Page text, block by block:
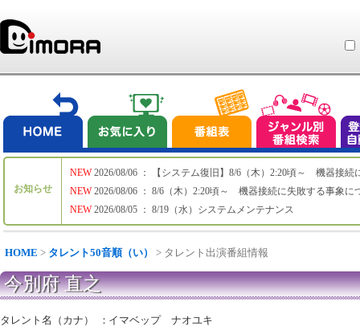
お知らせ
NEW
NEW
NEW
2026/08/06 ： 【システム復旧】8/6（木）2:20頃～ 機器接続
2026/08/06 ： 8/6（木）2:20頃～ 機器接続に失敗する事象に
2026/08/05 ： 8/19（水）システムメンテナンス
HOME > タレント50音順（い） > タレント出演番組情報
今別府 直之
タレント名（カナ） ： イマベップ ナオユキ